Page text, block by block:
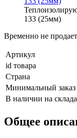
133 (25мм)
Временно не
Артикул
id товара
Страна
Минимальный заказ
В наличии на
Общее